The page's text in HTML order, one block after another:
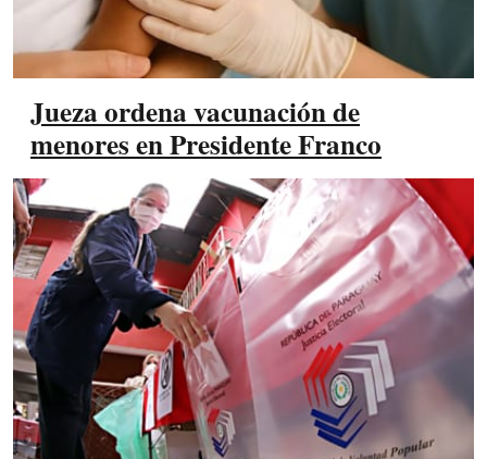
Jueza ordena vacunación de
menores en Presidente Franco